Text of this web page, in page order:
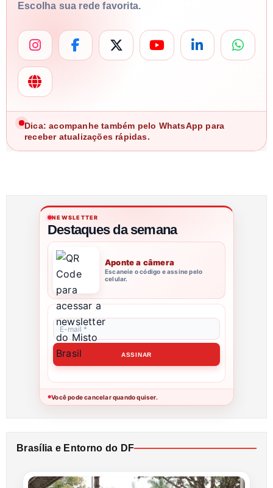
Escolha sua rede favorita.
Dica: acompanhe também pelo WhatsApp para
receber atualizações rápidas.
NEWSLETTER
Destaques da semana
Aponte a câmera
Escaneie o código e assine pelo
celular.
●Você pode cancelar quando quiser.
Brasília e Entorno do DF